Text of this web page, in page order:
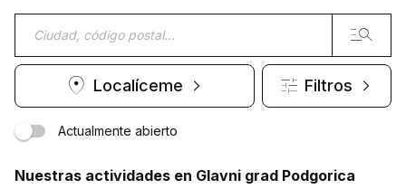
Localíceme Filtros
Actualmente abierto
Nuestras actividades en Glavni grad Podgorica